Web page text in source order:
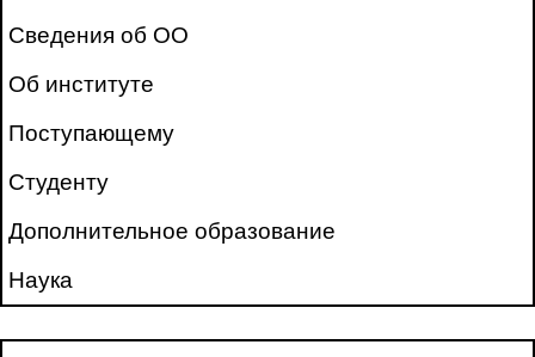
Сведения об ОО
Об институте
Поступающему
Студенту
Дополнительное образование
Наука